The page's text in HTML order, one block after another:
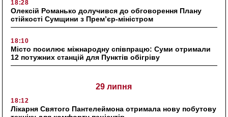
18:28
Олексій Романько долучився до обговорення Плану
стійкості Сумщини з Прем’єр-міністром
18:10
Місто посилює міжнародну співпрацю: Суми отримали
12 потужних станцій для Пунктів обігріву
29 липня
18:12
Лікарня Святого Пантелеймона отримала нову побутову